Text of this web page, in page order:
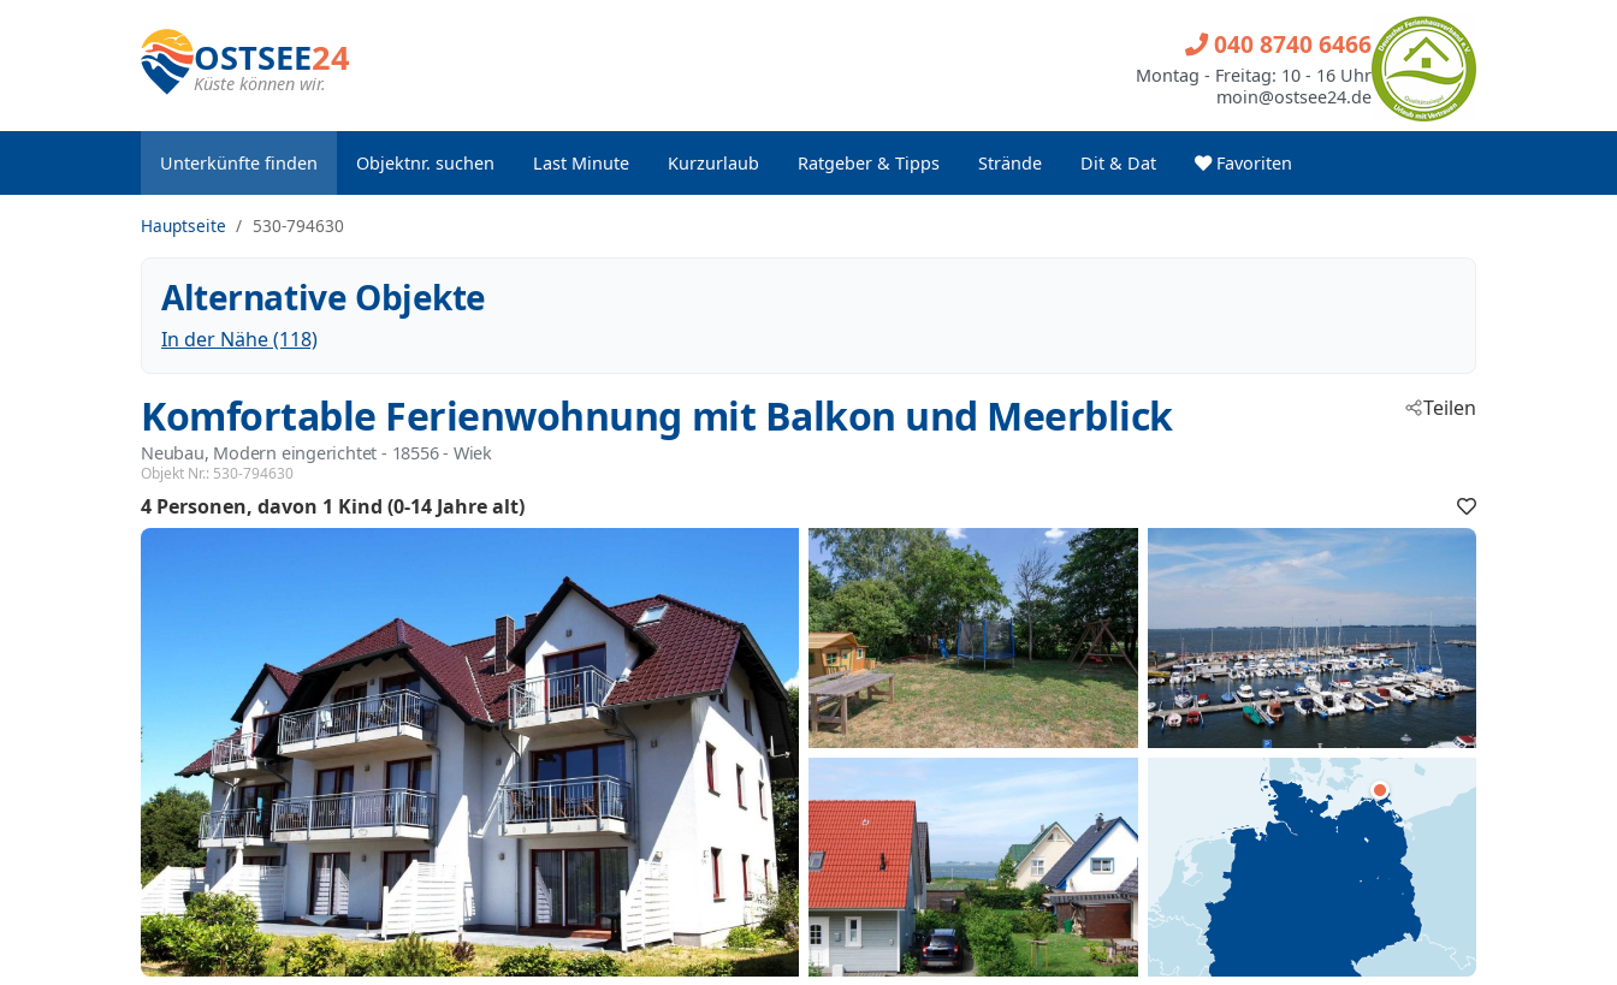
OSTSEE24
Küste können wir.
Unterkünfte finden Objektnr. suchen Last Minute Kurzurlaub Ratgeber & Tipps Strände Dit & Dat Favoriten
040 8740 6466
Montag - Freitag: 10 - 16 Uhr
moin@ostsee24.de
Hauptseite 530-794630
Alternative Objekte
In der Nähe (118)
Komfortable Ferienwohnung mit Balkon und Meerblick
Neubau, Modern eingerichtet - 18556 - Wiek
Objekt Nr.: 530-794630
Teilen
4 Personen davon 1 Kind (0-14 Jahre alt)